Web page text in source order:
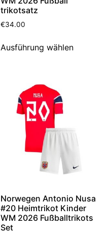
trikotsatz
€34.00
Ausführung wählen
Norwegen Antonio Nusa
#20 Heimtrikot Kinder
WM 2026 Fußballtrikots
Set